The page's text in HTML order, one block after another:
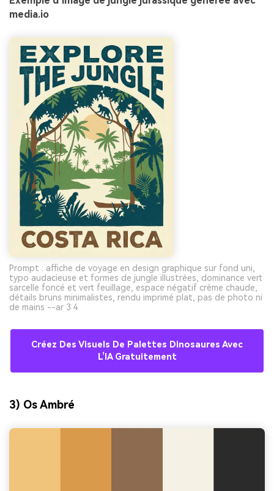
media.io
Prompt : affiche de voyage en design graphique sur fond uni,
typo audacieuse et formes de jungle illustrées, dominance vert
sarcelle foncé et vert feuillage, espace négatif crème chaude,
détails bruns minimalistes, rendu imprimé plat, pas de photo ni
de mains --ar 3:4
Créez Des Visuels De Palettes Dinosaures Avec
L’IA Gratuitement
3) Os Ambré